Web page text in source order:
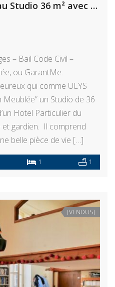
Enfants Rouges – Beau Studio 36 m² avec volume
– Bail Code Civil –
ou GarantMe.
qui comme ULYS
un Studio de 36
Hotel Particulier du
gardien. Il comprend
belle pièce de vie […]
1 1
[VENDUS]